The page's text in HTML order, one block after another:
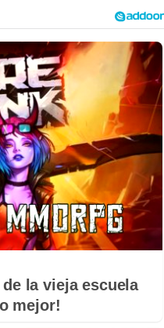
la vieja escuela
mejor!